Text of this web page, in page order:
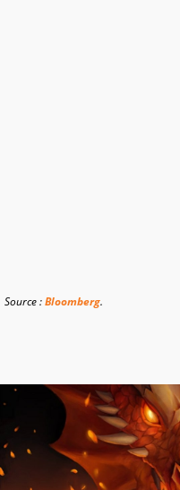
Source :Bloomberg.